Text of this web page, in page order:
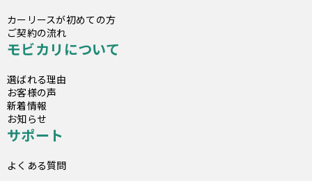
カーリースが初めての方
ご契約の流れ
モビカリについて
選ばれる理由
お客様の声
新着情報
お知らせ
サポート
よくある質問